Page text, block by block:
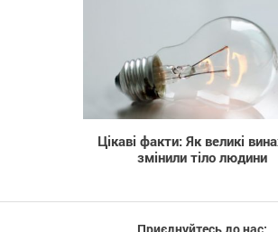
Цікаві факти: Як великі
змінили тіло людини